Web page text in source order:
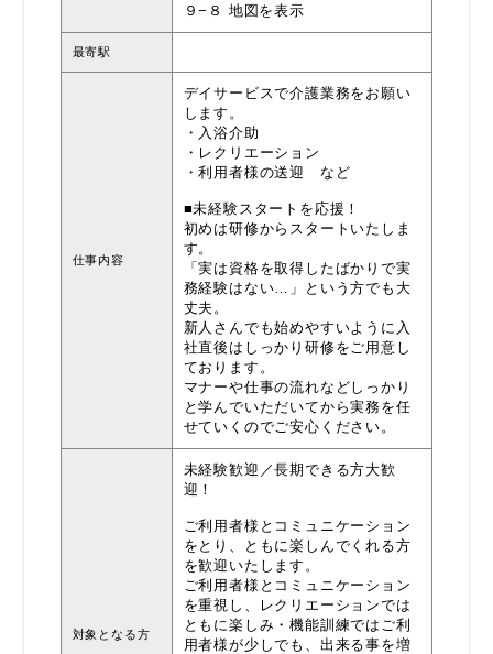
９−８ 地図を表示
最寄駅
仕事内容
デイサービスで介護業務をお願い
します。
・入浴介助
・レクリエーション
・利用者様の送迎 など
■未経験スタートを応援！
初めは研修からスタートいたしま
す。
「実は資格を取得したばかりで実
務経験はない…」という方でも大
丈夫。
新人さんでも始めやすいように入
社直後はしっかり研修をご用意し
ております。
マナーや仕事の流れなどしっかり
と学んでいただいてから実務を任
せていくのでご安心ください。
対象となる方
未経験歓迎／長期できる方大歓
迎！
ご利用者様とコミュニケーション
をとり、ともに楽しんでくれる方
を歓迎いたします。
ご利用者様とコミュニケーション
を重視し、レクリエーションでは
ともに楽しみ・機能訓練ではご利
用者様が少しでも、出来る事を増